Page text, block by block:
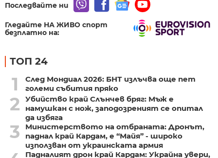
Последвайте ни
Гледайте НА ЖИВО спорт
безплатно на:
ТОП 24
1
След Мондиал 2026: БНТ излъчва още пет
големи събития пряко
2
Убийство край Слънчев бряг: Мъж е
намушкан с нож, заподозреният се опитал
да избяга
3
Министерството на отбраната: Дронът,
паднал край Кардам, е “Майя” - широко
използван от украинската армия
Падналият дрон край Кардам: Украйна увери,